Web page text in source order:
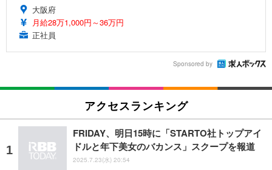
大阪府
月給28万1,000円～36万円
正社員
Sponsored by
アクセスランキング
FRIDAY、明日15時に「STARTO社トップアイ
ドルと年下美女のバカンス」スクープを報道
2025.7.23(水) 20:54